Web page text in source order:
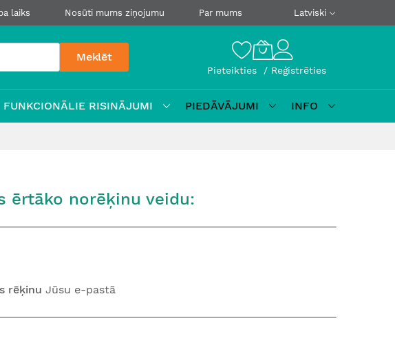
laiks Nosūti mums ziņojumu Par mums Latviski
Meklēt
Pieteikties Reģistrēties
FUNKCIONĀLIE RISINĀJUMI PIEDĀVĀJUMI
INFO
ērtāko norēķinu veidu:
rēķinu Jūsu e-pastā